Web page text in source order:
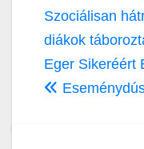
Bejegyzés
navigáció
Szociálisan
diákok
Eger Sikeréért